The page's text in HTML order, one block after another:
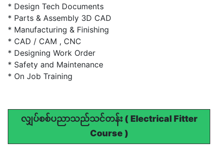
* Design Tech Documents
* Parts & Assembly 3D CAD
* Manufacturing & Finishing
* CAD / CAM , CNC
* Designing Work Order
* Safety and Maintenance
* On Job Training
လျှပ်စစ်ပညာသည်သင်တန်း ( Electrical Fitter
Course )